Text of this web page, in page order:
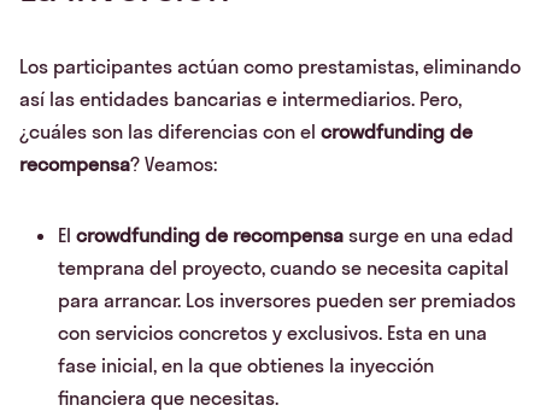
Los participantes actúan como prestamistas, eliminando
así las entidades bancarias e intermediarios. Pero,
¿cuáles son las diferencias con el crowdfunding de
recompensa? Veamos:
El crowdfunding de recompensa surge en una edad
temprana del proyecto, cuando se necesita capital
para arrancar. Los inversores pueden ser premiados
con servicios concretos y exclusivos. Esta en una
fase inicial, en la que obtienes la inyección
financiera que necesitas.